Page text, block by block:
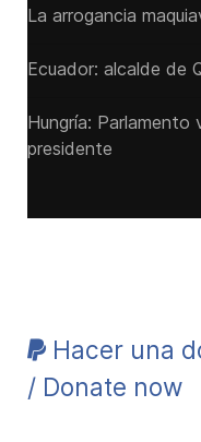
La arrogancia
Ecuador: alcalde de
Hungría:
presidente
Hacer una
/ Donate now